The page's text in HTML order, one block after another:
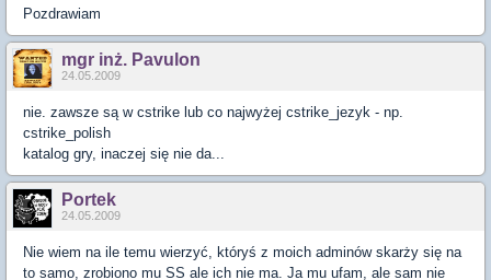
Pozdrawiam
mgr inż. Pavulon
24.05.2009
nie. zawsze są w cstrike lub co najwyżej cstrike_jezyk - np.
cstrike_polish
katalog gry, inaczej się nie da...
Portek
24.05.2009
Nie wiem na ile temu wierzyć, któryś z moich adminów skarży się na
to samo, zrobiono mu SS ale ich nie ma. Ja mu ufam, ale sam nie